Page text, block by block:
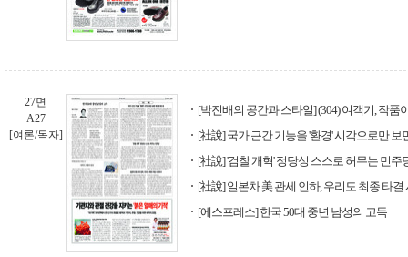
27면
A27
[여론/독자]
[박진배의 공간과 스타일] (304) 여객기, 작품
[社說] 국가 근간 기능을 '환경' 시각으로만 보
[社說] '검찰 개혁' 정당성 스스로 허무는 민주
[社說] 일본차 美 관세 인하, 우리도 최종 타결
[에스프레소] 한국 50대 중년 남성의 고독